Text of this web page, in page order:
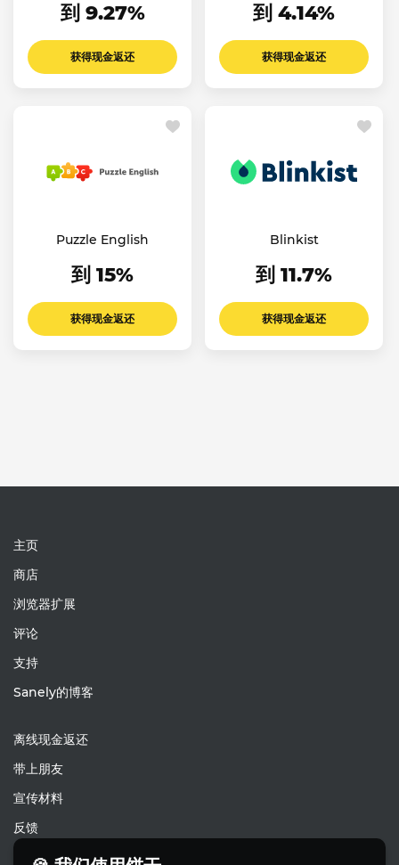
到 9.27%
获得现金返还
到 4.14%
获得现金返还
Puzzle English
到 15%
获得现金返还
Blinkist
到 11.7%
获得现金返还
主页
商店
浏览器扩展
评论
支持
Sanely的博客
离线现金返还
带上朋友
宣传材料
反馈